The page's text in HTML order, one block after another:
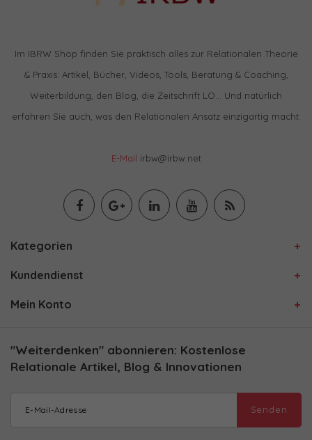
Im IBRW Shop finden Sie praktisch alles zur Relationalen Theorie
& Praxis: Artikel, Bücher, Videos, Tools, Beratung & Coaching,
Weiterbildung, den Blog, die Zeitschrift LO… Und natürlich
erfahren Sie auch, was den Relationalen Ansatz einzigartig macht.
E-Mail irbw@irbw.net
Kategorien
Kundendienst
Mein Konto
"Weiterdenken" abonnieren: Kostenlose
Relationale Artikel, Blog & Innovationen
Senden